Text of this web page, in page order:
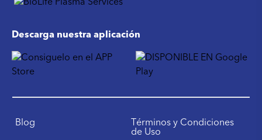
Descarga nuestra aplicación
Blog
Términos y Condiciones
de Uso